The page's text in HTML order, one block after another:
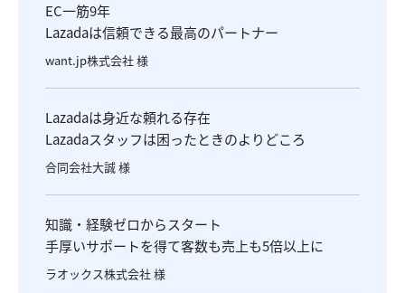
EC一筋9年
Lazadaは信頼できる最高のパートナー
want.jp株式会社 様
Lazadaは身近な頼れる存在
Lazadaスタッフは困ったときのよりどころ
合同会社大誠 様
知識・経験ゼロからスタート
手厚いサポートを得て客数も売上も5倍以上に
ラオックス株式会社 様